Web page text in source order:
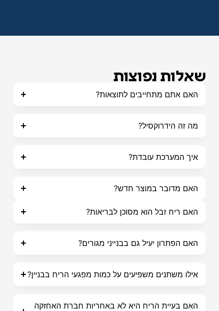
שאלות נפוצות
האם אתם מתחייבים לתוצאות?
מה זה הידרוקסיל?
איך המערכת עובדת?
האם מדובר במוצר חדש?
האם ריח זבל הוא מסוכן לבריאות?
האם הפתרון יעיל גם בבנייני מגורים?
אילו משתנים משפיעים על כמות מפגעי הריח בבניין?
האם בעיית הריח היא לא באחריות חברת האחזקה